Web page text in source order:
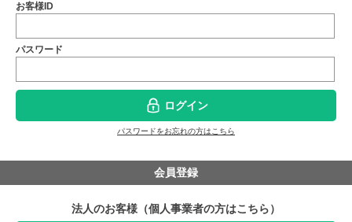
お客様ID
パスワード
ログイン
パスワードをお忘れの方はこちら
会員登録
法人のお客様（個人事業者の方はこちら）